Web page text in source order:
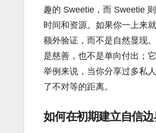
趣的 Sweetie，而 Sweetie
时间和资源。如果你一上来
额外验证，而不是自然显现
是慈善，也不是单向付出；
举例来说，当你分享过多私
了不对等的距离。
如何在初期建立自信